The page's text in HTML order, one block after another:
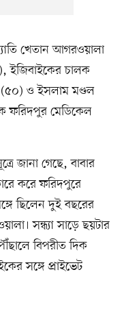
খেতান আগরওয়ালা
ইজিবাইকের চালক
(৫০) ও ইসলাম মণ্ডল
ফরিদপুর মেডিকেল
জানা গেছে, বাবার
করে ফরিদপুরে
ছিলেন দুই বছরের
সন্ধ্যা সাড়ে ছয়টার
বিপরীত দিক
সঙ্গে প্রাইভেট